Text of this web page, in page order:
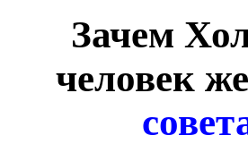
Зачем
человек